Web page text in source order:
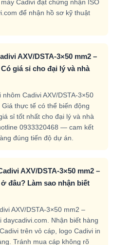
Cadivi đạt chứng nhận ISO
để nhận hồ sơ kỹ thuật
AXV/DSTA-3×50 mm2 –
giá sỉ cho đại lý và nhà
Cadivi AXV/DSTA-3×50
thực tế có thể biến động
sỉ tốt nhất cho đại lý và nhà
0933320468 — cam kết
đúng tiến độ dự án.
AXV/DSTA-3×50 mm2 –
đâu? Làm sao nhận biết
AXV/DSTA-3×50 mm2 –
Nhận biết hàng
trên vỏ cáp, logo Cadivi in
Tránh mua cáp không rõ